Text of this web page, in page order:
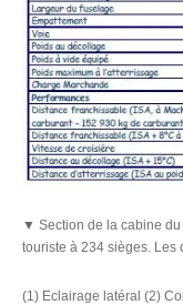
▼ Section de la cabine
touriste à 234 sièges. Les
(1) Eclairage latéral (2)